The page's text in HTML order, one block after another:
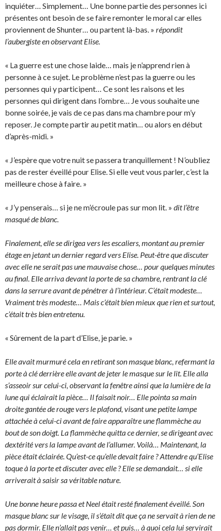
inquiéter… Simplement… Une bonne partie des personnes ici
présentes ont besoin de se faire remonter le moral car elles
proviennent de Shunter… ou partent là-bas. » répondit
l’aubergiste en observant Elise.
« La guerre est une chose laide… mais je n’apprend rien à
personne à ce sujet. Le problème n’est pas la guerre ou les
personnes qui y participent… Ce sont les raisons et les
personnes qui dirigent dans l’ombre… Je vous souhaite une
bonne soirée, je vais de ce pas dans ma chambre pour m’y
reposer. Je compte partir au petit matin… ou alors en début
d’après-midi. »
« J’espère que votre nuit se passera tranquillement ! N’oubliez
pas de rester éveillé pour Elise. Si elle veut vous parler, c’est la
meilleure chose à faire. »
« J’y penserais… si je ne m’écroule pas sur mon lit. » dit l’être
masqué de blanc.
Finalement, elle se dirigea vers les escaliers, montant au premier
étage en jetant un dernier regard vers Elise. Peut-être que discuter
avec elle ne serait pas une mauvaise chose… pour quelques minutes
au final. Elle arriva devant la porte de sa chambre, rentrant la clé
dans la serrure avant de pénétrer à l’intérieur. C’était modeste…
Vraiment très modeste… Mais c’était bien mieux que rien et surtout,
c’était très bien entretenu.
« Sûrement de la part d’Elise, je parie. »
Elle avait murmuré cela en retirant son masque blanc, refermant la
porte à clé derrière elle avant de jeter le masque sur le lit. Elle alla
s’asseoir sur celui-ci, observant la fenêtre ainsi que la lumière de la
lune qui éclairait la pièce… Il faisait noir… Elle pointa sa main
droite gantée de rouge vers le plafond, visant une petite lampe
attachée à celui-ci avant de faire apparaître une flammèche au
bout de son doigt. La flammèche quitta ce dernier, se dirigeant avec
dextérité vers la lampe avant de l’allumer. Voilà… Maintenant, la
pièce était éclairée. Qu’est-ce qu’elle devait faire ? Attendre qu’Elise
toque à la porte et discuter avec elle ? Elle se demandait… si elle
arriverait à saisir sa véritable nature.
Une bonne heure passa et Neel était resté finalement éveillé. Son
masque blanc sur le visage, il s’était dit que ça ne servait à rien de ne
pas dormir. Elle n’allait pas venir… et puis… à quoi cela lui servirait